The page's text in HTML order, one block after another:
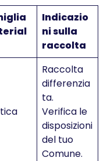
Indicazio
ni sulla
raccolta
Raccolta
differenzia
ta.
Verifica le
disposizioni
del tuo
Comune.